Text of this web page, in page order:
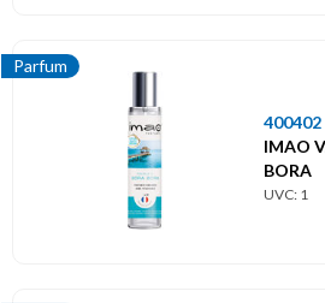
Parfum
400402
IMAO
BORA
UVC: 1